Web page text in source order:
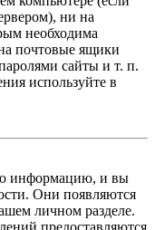
ни на
необходима
почтовые ящики
сайты и т. п.
используйте в
информацию, и вы
Они появляются
личном разделе.
предоставляются